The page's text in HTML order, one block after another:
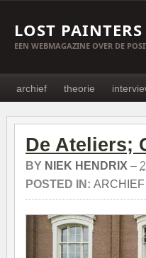
LOST PAINTERS
EEN WEBMAGAZINE OVER DE
archief theorie
De Ateliers;
BY NIEK HENDRIX –
POSTED IN: ARCHIEF